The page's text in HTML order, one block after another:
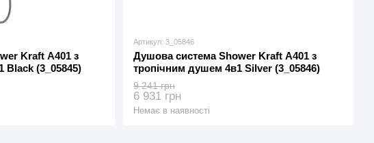
Kraft А401 з
Black (3_05845)
Артикул: 3_05846
Душова система Shower Kraft А401 з
тропічним душем 4в1 Silver (3_05846)
9 241 грн
6 931 грн
Немає в наявності